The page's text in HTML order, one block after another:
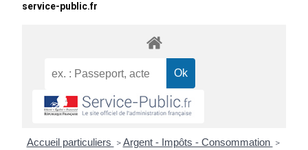
service-public.fr
Accueil particuliers > Argent - Impôts - Consommation >